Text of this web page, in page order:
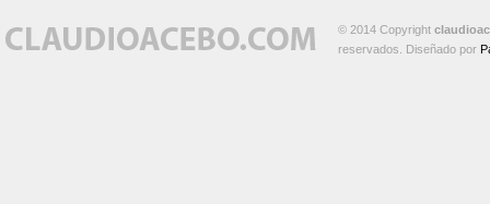
© 2014 Copyright
reservados. Diseñado por